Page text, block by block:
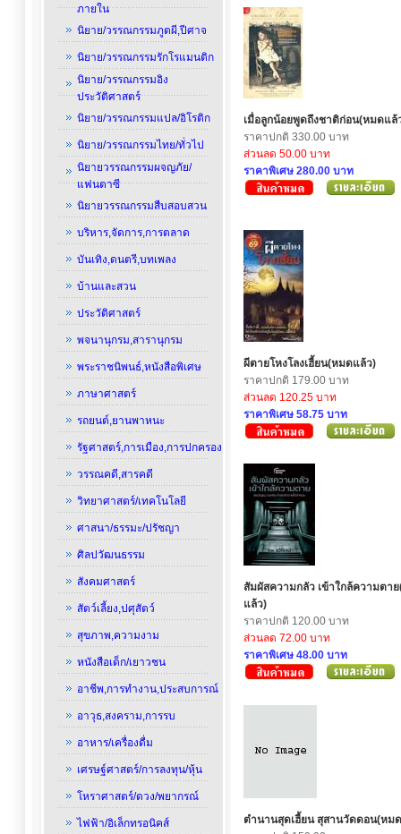
ภายใน
นิยาย/วรรณกรรมภูตผี,ปีศาจ
นิยาย/วรรณกรรมรักโรแมนติก
นิยาย/วรรณกรรมอิง
ประวัติศาสตร์
นิยาย/วรรณกรรมแปล/อิโรติก
นิยาย/วรรณกรรมไทย/ทั่วไป
นิยายวรรณกรรมผจญภัย/
แฟนตาซี
นิยายวรรณกรรมสืบสอบสวน
บริหาร,จัดการ,การตลาด
บันเทิง,ดนตรี,บทเพลง
บ้านและสวน
ประวัติศาสตร์
พจนานุกรม,สารานุกรม
พระราชนิพนธ์,หนังสือพิเศษ
ภาษาศาสตร์
รถยนต์,ยานพาหนะ
รัฐศาสตร์,การเมือง,การปกครอง
วรรณคดี,สารคดี
วิทยาศาสตร์/เทคโนโลยี
ศาสนา/ธรรมะ/ปรัชญา
ศิลปวัฒนธรรม
สังคมศาสตร์
สัตว์เลี้ยง,ปศุสัตว์
สุขภาพ,ความงาม
หนังสือเด็ก/เยาวชน
อาชีพ,การทำงาน,ประสบการณ์
อาวุธ,สงคราม,การรบ
อาหาร/เครื่องดื่ม
เศรษฐ์ศาสตร์/การลงทุน/หุ้น
โหราศาสตร์/ดวง/พยากรณ์
ไฟฟ้า/อิเล็กทรอนิคส์
เมื่อลูกน้อยพูดถึงชาติก่อน(หมดแล้
ราคาปกติ 330.00 บาท
ส่วนลด 50.00 บาท
ราคาพิเศษ 280.00 บาท
ผีตายโหงโลงเฮี้ยน(หมดแล้ว)
ราคาปกติ 179.00 บาท
ส่วนลด 120.25 บาท
ราคาพิเศษ 58.75 บาท
สัมผัสความกลัว เข้าใกล้ความตา
แล้ว)
ราคาปกติ 120.00 บาท
ส่วนลด 72.00 บาท
ราคาพิเศษ 48.00 บาท
ตำนานสุดเฮี้ยน สุสานวัดดอน(หม